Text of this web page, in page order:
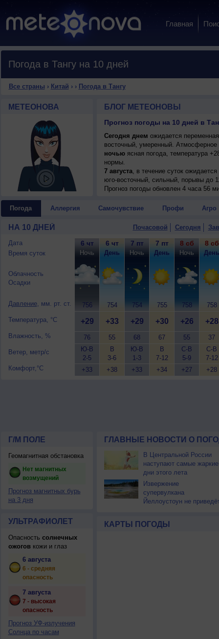
Главная
Погода в Тангу на 10 дней
Все страны › Китай › › Погода в Тангу
МЕТЕОНОВА БЛОГ МЕТЕОНОВЫ
Прогноз погоды на 10 дней в
Сегодня днем ожидается
восточный, умеренный.
ночьюясная погода, температура
нормы.
7 августа, в течение суток
юго-восточный, сильный, порывы до
8 августа, ожидается ясная погода;
9 августа, в течение суток
10 августа, ожидается переменная
+24..26°, днем +28..30°, ветер
Прогноз погоды обновлен 4 часа 56
Погода Аллергия Самочувствие Профи Агро
НА 10 ДНЕЙ Почасовой Сегодня
Дата
Время суток
Облачность
Осадки
Давление, мм. рт. ст.
Температура, °C
Влажность, %
Ветер, метр/с
Комфорт,°C
6 чт
Ночь
756
+29
76
Ю-В
2-5
+33
6 чт
День
754
+33
55
В
3-6
+38
7 пт
Ночь
754
+29
68
Ю-В
1-3
+33
7 пт
День
755
+30
67
В
7-12
+34
8 сб
Ночь
758
+26
55
С-В
5-9
+27
8 сб
День
758
+28
37
С-В
7-12
+28
Г/М ПОЛЕ
Геомагнитная обстановка
Нет магнитных
возмущений
Прогноз магнитных бурь
на 3 дня
УЛЬТРАФИОЛЕТ
Опасность солнечных
ожоговкожи и глаз
6 августа
6 - средняя
опасность
7 августа
7 - высокая
опасность
Прогноз УФ-излучения
Солнца по часам
ГЛАВНЫЕ НОВОСТИ О
В Центральной России
наступают самые жаркие
дни этого лета
Извержение
супервулкана
Йеллоустоун не
КАРТЫ ПОГОДЫ